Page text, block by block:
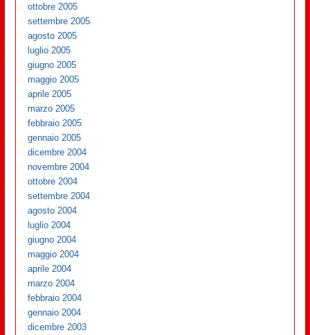
ottobre 2005
settembre 2005
agosto 2005
luglio 2005
giugno 2005
maggio 2005
aprile 2005
marzo 2005
febbraio 2005
gennaio 2005
dicembre 2004
novembre 2004
ottobre 2004
settembre 2004
agosto 2004
luglio 2004
giugno 2004
maggio 2004
aprile 2004
marzo 2004
febbraio 2004
gennaio 2004
dicembre 2003